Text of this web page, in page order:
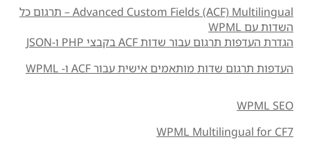
Advanced Custom Fields (ACF) Multilingual – תרגום כל
השדות עם WPML
הגדרת העדפות תרגום עבור שדות ACF בקבצי PHP ו-JSON
העדפות תרגום שדות מותאמים אישית עבור ACF ו- WPML
WPML SEO
WPML Multilingual for CF7